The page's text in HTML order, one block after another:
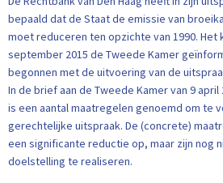
bepaald dat de Staat de emissie van
moet reduceren ten opzichte van 1990. Het
september 2015 de Tweede Kamer
begonnen met de uitvoering van de
In de brief aan de Tweede Kamer van 9 april
is een aantal maatregelen genoemd om te
gerechtelijke uitspraak. De (concrete)
een significante reductie op, maar zijn nog
doelstelling te realiseren.